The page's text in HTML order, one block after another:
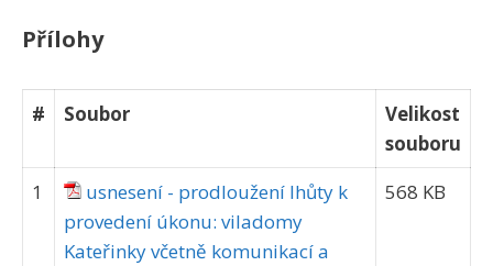
Přílohy
# Soubor
Velikost
souboru
1
usnesení - prodloužení lhůty k
provedení úkonu: viladomy
Kateřinky včetně komunikací a
568 KB